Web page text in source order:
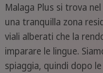
Malaga Plus si trova nel
una tranquilla zona
viali alberati che la
imparare le lingue.
spiaggia, quindi dopo